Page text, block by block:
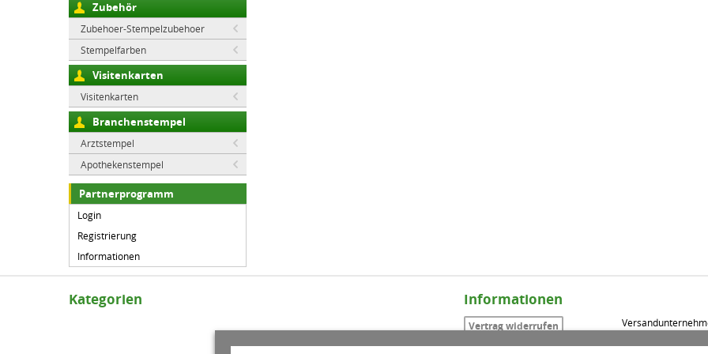
Zubehör
Zubehoer-Stempelzubehoer
Stempelfarben
Visitenkarten
Visitenkarten
Branchenstempel
Arztstempel
Apothekenstempel
Partnerprogramm
Login
Registrierung
Informationen
Kategorien Informationen
Vertrag widerrufen